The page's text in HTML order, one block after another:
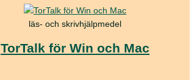
läs- och skrivhjälpmedel
TorTalk för Win och Mac